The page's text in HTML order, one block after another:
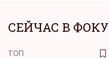
СЕЙЧАС В
ТОП